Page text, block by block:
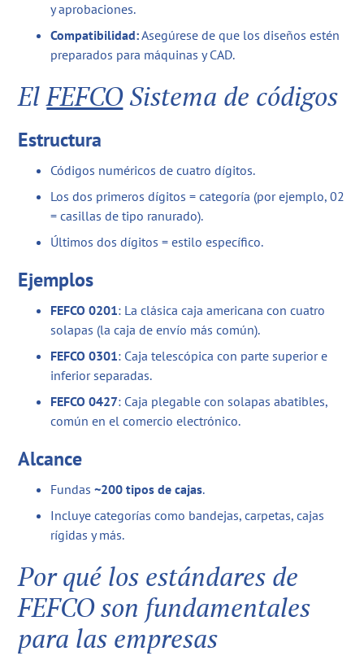
y aprobaciones.
Compatibilidad:Asegúrese de que los diseños estén
preparados para máquinas y CAD.
ElFEFCOSistema de códigos
Estructura
Códigos numéricos de cuatro dígitos.
Los dos primeros dígitos = categoría (por ejemplo, 02
= casillas de tipo ranurado).
Últimos dos dígitos = estilo específico.
Ejemplos
FEFCO 0201: La clásica caja americana con cuatro
solapas (la caja de envío más común).
FEFCO 0301: Caja telescópica con parte superior e
inferior separadas.
FEFCO 0427: Caja plegable con solapas abatibles,
común en el comercio electrónico.
Alcance
Fundas~200 tipos de cajas.
Incluye categorías como bandejas, carpetas, cajas
rígidas y más.
Por qué los estándares de
FEFCO son fundamentales
para las empresas